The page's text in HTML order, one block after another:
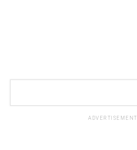
ADVERTISEMENT